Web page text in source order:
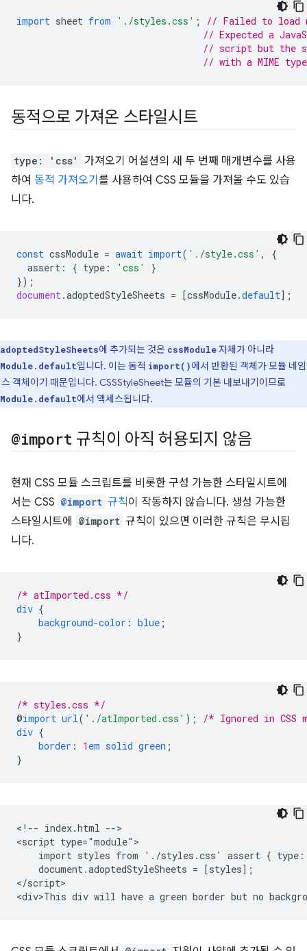
import sheet from './styles.css' ;
// Failed to load
// Expected a
// script but the
// with a MIME
동적으로 가져온 스타일시트
type: 'css'
가져오기 어설션의 새 두 번째 매개변수를 사용
하여 동적 가져오기 를 사용하여 CSS 모듈을 가져올 수도 있습
니다.
const cssModule = await import( './style.css' ,
{
assert : { type : 'css'
}
});
document.adoptedStyleSheets = [cssModule.default];
adoptedStyleSheets에 추가되는 것은 cssModule자체가 아니라
입니다. 이는 동적 import()에서 반환된 객체가 모듈 네
객체이기 때문입니다. CSSStyleSheet는 모듈의 기본 내보내기이므로
에서 액세스됩니다.
@import 규칙이 아직 허용되지 않음
현재 CSS 모듈 스크립트를 비롯한 구성 가능한 스타일시트에
서는 CSS @import 규칙이 작동하지 않습니다. 생성 가능한
스타일시트에
@import 규칙이 있으면 이러한 규칙은 무시됩
니다.
/* atImported.css */
div {
background-color : blue ;
}
/* styles.css */
@import url( './atImported.css' ) ;
/* Ignored in CSS
div {
border : 1 em solid green ;
}
<!-- index.html -->
<script type="module">
import styles from './styles.css' assert {
    document.adoptedStyleSheets = [styles];
</script>